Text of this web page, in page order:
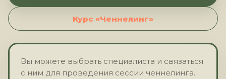
Курс «Ченнелинг»
Вы можете выбрать специалиста и связаться
с ним для проведения сессии ченнелинга.